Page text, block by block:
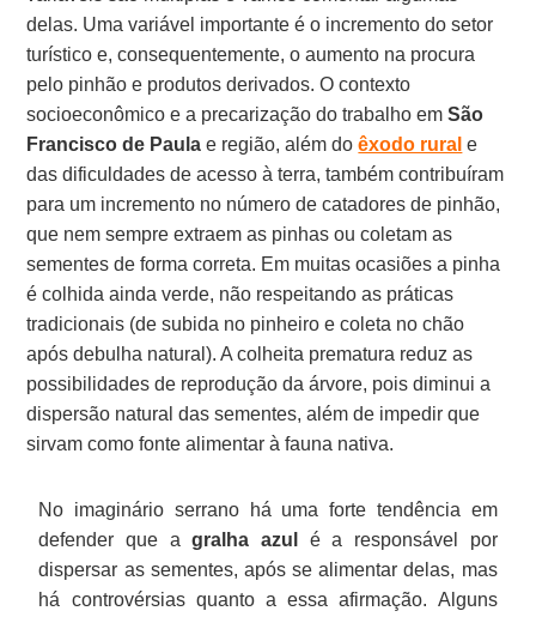
delas. Uma variável importante é o incremento do setor
turístico e, consequentemente, o aumento na procura
pelo pinhão e produtos derivados. O contexto
socioeconômico e a precarização do trabalho emSão
Francisco de Paula e região, além doêxodo rural e
das dificuldades de acesso à terra, também contribuíram
para um incremento no número de catadores de pinhão,
que nem sempre extraem as pinhas ou coletam as
sementes de forma correta. Em muitas ocasiões a pinha
é colhida ainda verde, não respeitando as práticas
tradicionais (de subida no pinheiro e coleta no chão
após debulha natural). A colheita prematura reduz as
possibilidades de reprodução da árvore, pois diminui a
dispersão natural das sementes, além de impedir que
sirvam como fonte alimentar à fauna nativa.
No imaginário serrano há uma forte tendência em
defender que agralha azul
é a responsável por
dispersar as sementes, após se alimentar delas, mas
há controvérsias quanto a essa afirmação. Alguns